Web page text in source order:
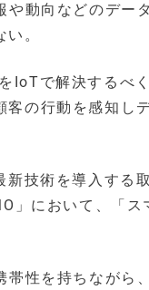
動向などのデー
。
IoTで解決するべ
の行動を感知し
技術を導入する
において、「ス
帯性を持ちなが